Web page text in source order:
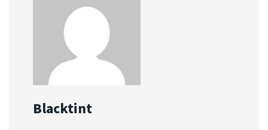
Blacktint